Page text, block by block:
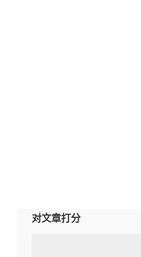
对文章打分